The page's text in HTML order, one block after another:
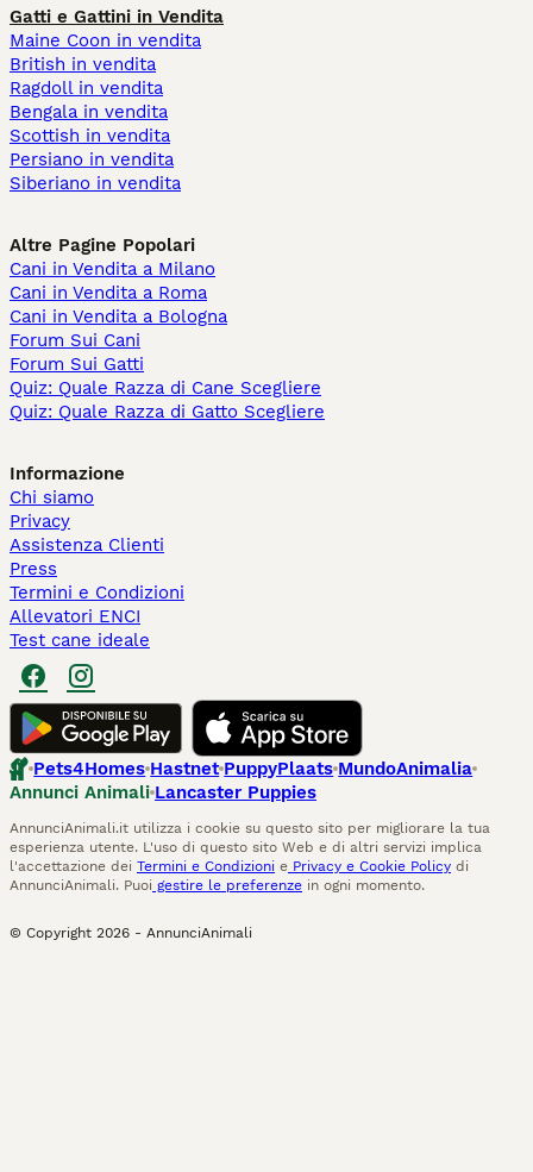
Gatti e Gattini in Vendita
Maine Coon in vendita
British in vendita
Ragdoll in vendita
Bengala in vendita
Scottish in vendita
Persiano in vendita
Siberiano in vendita
Altre Pagine Popolari
Cani in Vendita a Milano
Cani in Vendita a Roma
Cani in Vendita a Bologna
Forum Sui Cani
Forum Sui Gatti
Quiz: Quale Razza di Cane Scegliere
Quiz: Quale Razza di Gatto Scegliere
Informazione
Chi siamo
Privacy
Assistenza Clienti
Press
Termini e Condizioni
Allevatori ENCI
Test cane ideale
Pets4Homes Hastnet PuppyPlaats MundoAnimalia
Annunci Animali Lancaster Puppies
AnnunciAnimali.it utilizza i cookie su questo sito per migliorare la tua
esperienza utente. L'uso di questo sito Web e di altri servizi implica
l'accettazione dei Termini e Condizioni e Privacy e Cookie Policy di
AnnunciAnimali. Puoi gestire le preferenze in ogni momento.
© Copyright 2026 - AnnunciAnimali